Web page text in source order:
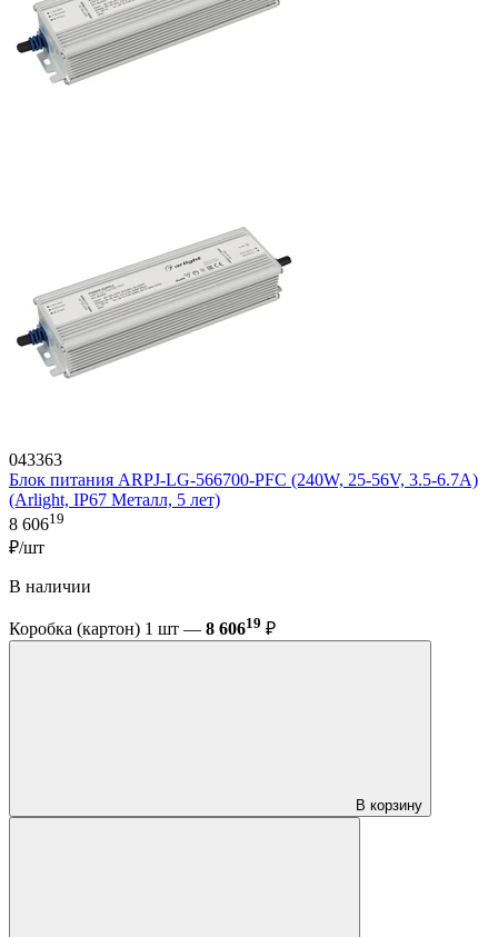
043363
Блок питания ARPJ-LG-566700-PFC (240W, 25-56V, 3.5-6.7A)
(Arlight, IP67 Металл, 5 лет)
8 60619
₽/шт
В наличии
Коробка (картон) 1 шт — 8 60619 ₽
В корзину